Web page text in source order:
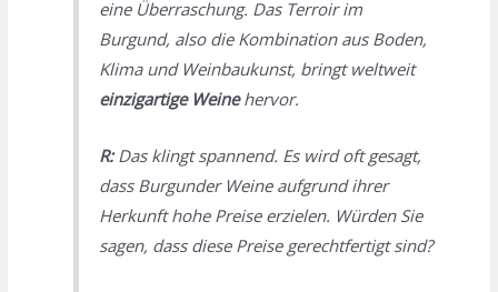
eine Überraschung. Das Terroir im
Burgund, also die Kombination aus Boden,
Klima und Weinbaukunst, bringt weltweit
einzigartige Weinehervor.
R:Das klingt spannend. Es wird oft gesagt,
dass Burgunder Weine aufgrund ihrer
Herkunft hohe Preise erzielen. Würden Sie
sagen, dass diese Preise gerechtfertigt sind?